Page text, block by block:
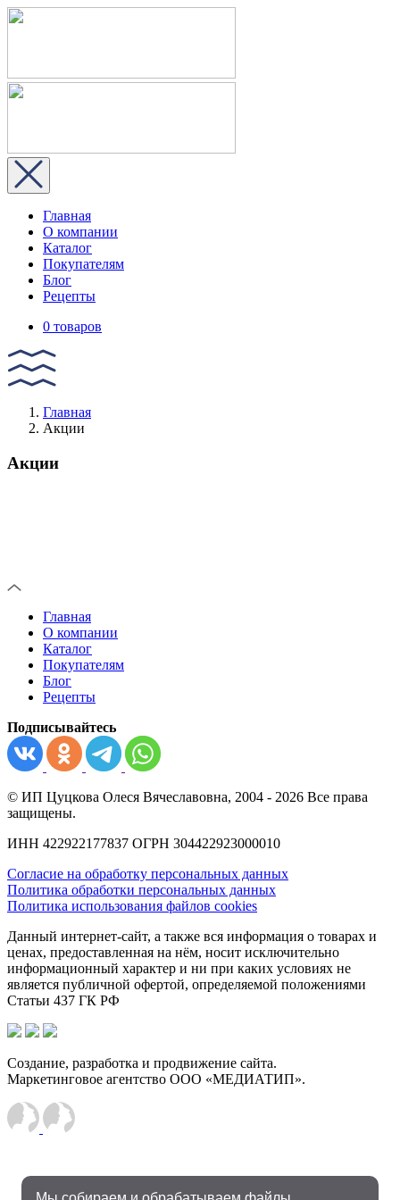
Главная
О компании
Каталог
Покупателям
Блог
Рецепты
0 товаров
Главная
Акции
Акции
Главная
О компании
Каталог
Покупателям
Блог
Рецепты
Подписывайтесь
© ИП Цуцкова Олеся Вячеславовна, 2004 - 2026 Все права
защищены.
ИНН 422922177837 ОГРН 304422923000010
Согласие на обработку персональных данных
Политика обработки персональных данных
Политика использования файлов cookies
Данный интернет-сайт, а также вся информация о товарах и
ценах, предоставленная на нём, носит исключительно
информационный характер и ни при каких условиях не
является публичной офертой, определяемой положениями
Статьи 437 ГК РФ
Создание, разработка и продвижение сайта.
Маркетинговое агентство ООО «МЕДИАТИП».